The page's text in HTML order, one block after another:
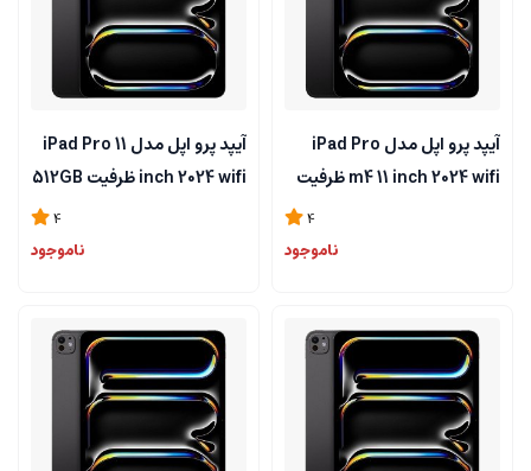
آیپد پرو اپل مدل iPad Pro
m4 11 inch 2024 wifi ظرفیت
ناموجود
آیپد پرو اپل مدل iPad Pro 11
inch 2024 wifi ظرفیت 512GB
ناموجود